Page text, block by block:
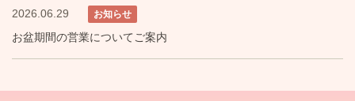
2026.06.29 お知らせ
お盆期間の営業についてご案内